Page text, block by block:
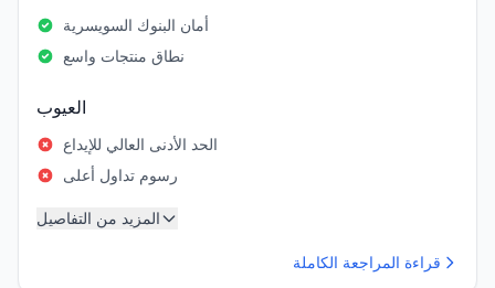
أمان البنوك السويسرية
نطاق منتجات واسع
العيوب
الحد الأدنى العالي للإيداع
رسوم تداول أعلى
المزيد من التفاصيل
قراءة المراجعة الكاملة